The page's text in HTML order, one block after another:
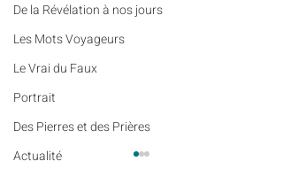
De la Révélation à nos jours
Les Mots Voyageurs
Le Vrai du Faux
Portrait
Des Pierres et des Prières
Actualité